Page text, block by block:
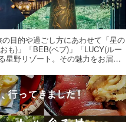
目的や過ごし方にあわせて「星の
も)」「BEB(ベブ)」「LUCY(ルー
星野リゾート。その魅力をお届け